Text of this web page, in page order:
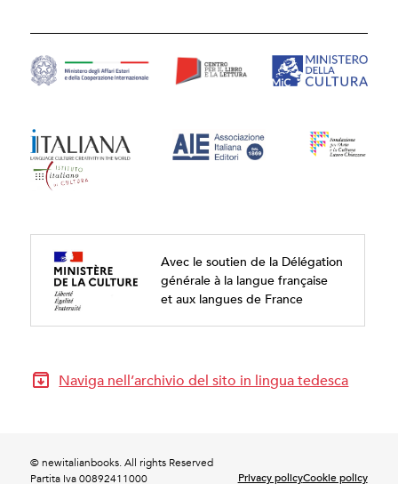
Avec le soutien de la Délégation
générale à la langue française
et aux langues de France
Naviga nell’archivio del sito in lingua tedesca
© newitalianbooks. All rights Reserved
Partita Iva 00892411000
Privacy policyCookie policy